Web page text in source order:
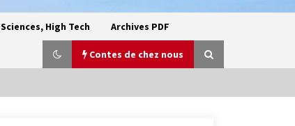
Sciences, High Tech Archives PDF
Contes de chez nous